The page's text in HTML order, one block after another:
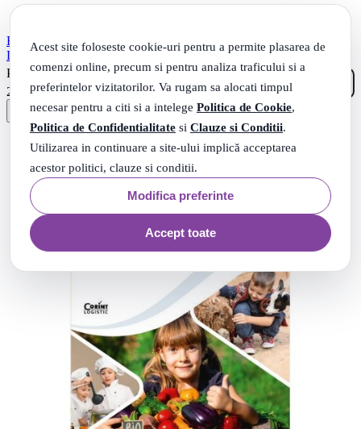
Acest site foloseste cookie-uri pentru a permite plasarea de
comenzi online, precum si pentru analiza traficului si a
preferintelor vizitatorilor. Va rugam sa alocati timpul
necesar pentru a citi si a intelege Politica de Cookie,
Politica de Confidentialitate si Clauze si Conditii.
Utilizarea in continuare a site-ului implică acceptarea
acestor politici, clauze si conditii.
Modifica preferinte
Accept toate
Educatie tehnologica si aplicatii practice. Manual clasa a 5-a. 2022 -
Daniel Paunescu
PRP: 40.00Lei
25
60Lei